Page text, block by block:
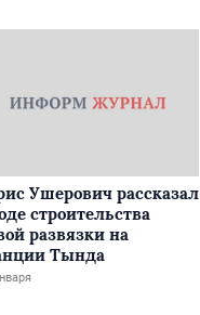
Ушерович рассказал
строительства
развязки на
Тында